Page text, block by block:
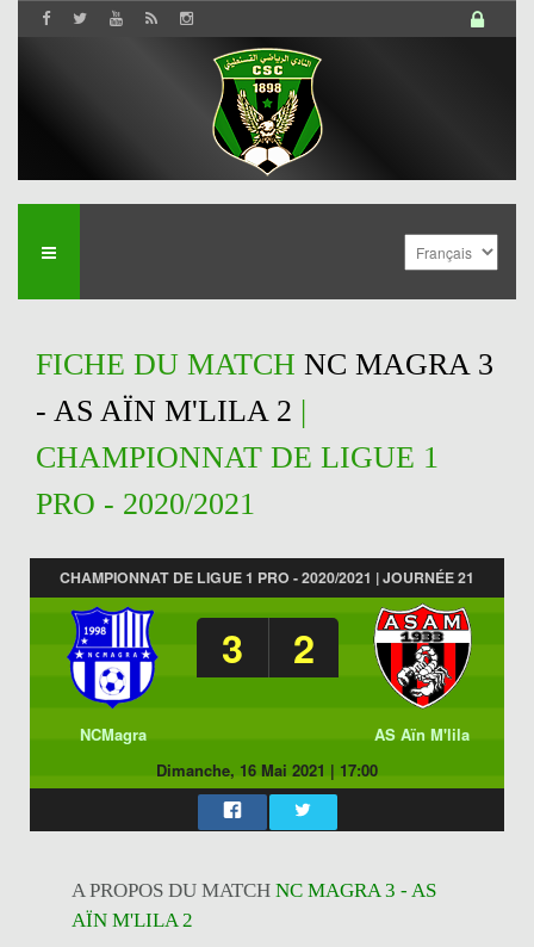
FICHE DU MATCH NC MAGRA 3
- AS AÏN M'LILA 2 |
CHAMPIONNAT DE LIGUE 1
PRO - 2020/2021
CHAMPIONNAT DE LIGUE 1 PRO - 2020/2021 | JOURNÉE 21
3 2
NCMagra
AS Aïn M'lila
Dimanche, 16 Mai 2021 | 17:00
A PROPOS DU MATCH NC MAGRA 3 - AS
AÏN M'LILA 2